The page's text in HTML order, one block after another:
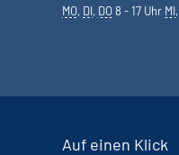
MO, DI, DO8 - 17 Uhr MI,
Auf einen Klick